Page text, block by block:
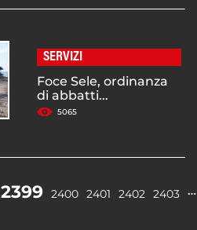
SERVIZI
Foce Sele, ordinanza
di abbatti...
5065
2399 2400 2401 2402 2403 …